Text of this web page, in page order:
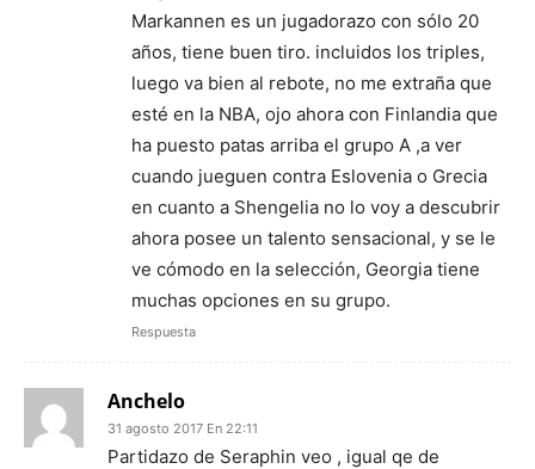
Markannen es un jugadorazo con sólo 20
años, tiene buen tiro. incluidos los triples,
luego va bien al rebote, no me extraña que
esté en la NBA, ojo ahora con Finlandia que
ha puesto patas arriba el grupo A ,a ver
cuando jueguen contra Eslovenia o Grecia
en cuanto a Shengelia no lo voy a descubrir
ahora posee un talento sensacional, y se le
ve cómodo en la selección, Georgia tiene
muchas opciones en su grupo.
Respuesta
Anchelo
31 agosto 2017 En 22:11
Partidazo de Seraphin veo , igual qe de